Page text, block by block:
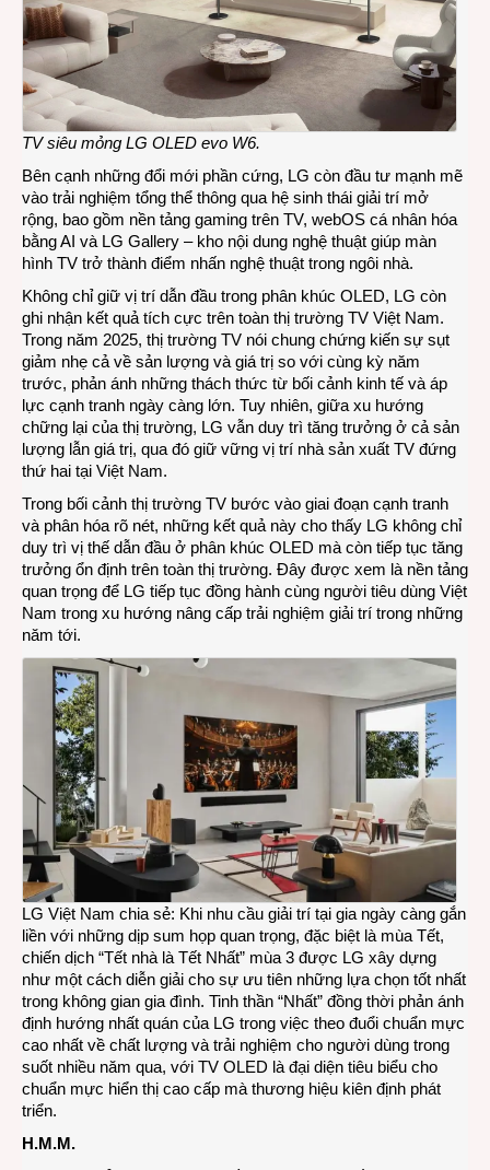
TV siêu mỏng LG OLED evo W6.
Bên cạnh những đổi mới phần cứng, LG còn đầu tư mạnh mẽ
vào trải nghiệm tổng thể thông qua hệ sinh thái giải trí mở
rộng, bao gồm nền tảng gaming trên TV, webOS cá nhân hóa
bằng AI và LG Gallery – kho nội dung nghệ thuật giúp màn
hình TV trở thành điểm nhấn nghệ thuật trong ngôi nhà.
Không chỉ giữ vị trí dẫn đầu trong phân khúc OLED, LG còn
ghi nhận kết quả tích cực trên toàn thị trường TV Việt Nam.
Trong năm 2025, thị trường TV nói chung chứng kiến sự sụt
giảm nhẹ cả về sản lượng và giá trị so với cùng kỳ năm
trước, phản ánh những thách thức từ bối cảnh kinh tế và áp
lực cạnh tranh ngày càng lớn. Tuy nhiên, giữa xu hướng
chững lại của thị trường, LG vẫn duy trì tăng trưởng ở cả sản
lượng lẫn giá trị, qua đó giữ vững vị trí nhà sản xuất TV đứng
thứ hai tại Việt Nam.
Trong bối cảnh thị trường TV bước vào giai đoạn cạnh tranh
và phân hóa rõ nét, những kết quả này cho thấy LG không chỉ
duy trì vị thế dẫn đầu ở phân khúc OLED mà còn tiếp tục tăng
trưởng ổn định trên toàn thị trường. Đây được xem là nền tảng
quan trọng để LG tiếp tục đồng hành cùng người tiêu dùng Việt
Nam trong xu hướng nâng cấp trải nghiệm giải trí trong những
năm tới.
LG Việt Nam chia sẻ: Khi nhu cầu giải trí tại gia ngày càng gắn
liền với những dịp sum họp quan trọng, đặc biệt là mùa Tết,
chiến dịch “Tết nhà là Tết Nhất” mùa 3 được LG xây dựng
như một cách diễn giải cho sự ưu tiên những lựa chọn tốt nhất
trong không gian gia đình. Tinh thần “Nhất” đồng thời phản ánh
định hướng nhất quán của LG trong việc theo đuổi chuẩn mực
cao nhất về chất lượng và trải nghiệm cho người dùng trong
suốt nhiều năm qua, với TV OLED là đại diện tiêu biểu cho
chuẩn mực hiển thị cao cấp mà thương hiệu kiên định phát
triển.
H.M.M.